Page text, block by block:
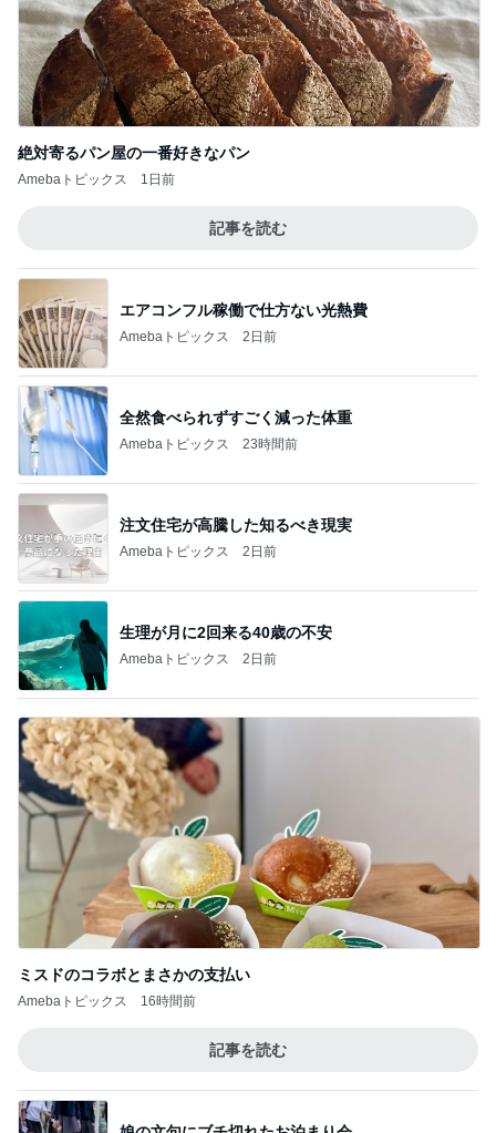
絶対寄るパン屋の一番好きなパン
Amebaトピックス 1日前
記事を読む
エアコンフル稼働で仕方ない光熱費
Amebaトピックス 2日前
全然食べられずすごく減った体重
Amebaトピックス 23時間前
注文住宅が高騰した知るべき現実
Amebaトピックス 2日前
生理が月に2回来る40歳の不安
Amebaトピックス 2日前
ミスドのコラボとまさかの支払い
Amebaトピックス 16時間前
記事を読む